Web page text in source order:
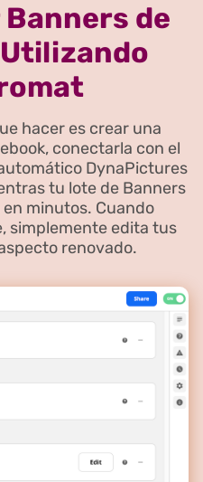
Banners de
hacer es crear una
conectarla con el
DynaPictures
tu lote de Banners
en minutos. Cuando
simplemente edita tus
renovado.